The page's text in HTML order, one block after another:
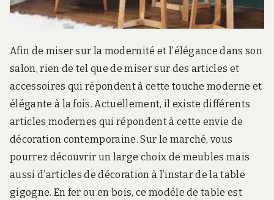
r
.
f
r
Afin de miser sur la modernité et l’élégance dans son
salon, rien de tel que de miser sur des articles et
accessoires qui répondent à cette touche moderne et
élégante à la fois. Actuellement, il existe différents
articles modernes qui répondent à cette envie de
décoration contemporaine. Sur le marché, vous
pourrez découvrir un large choix de meubles mais
aussi d’articles de décoration à l’instar de la table
gigogne. En fer ou en bois, ce modèle de table est